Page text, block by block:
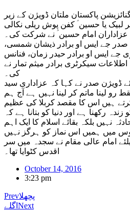
پاکستان ملتان ڈویژن کے زیر
لبیک یا حسین ؑ کفن پوش ریلی نکالی
امام حسین ؑ نے شرکت کی۔
صدر جے ایس او برادر ذیشان شمسی،
جے ایس او برادر حیدر زمان، فنانس
سیکرٹری برادر میثم تمار نے
کی۔
ڈویژن صدر نے کہا کہ عزاداری سید
رو لینا ماتم کر لینا نہیں ہے آج ہم
ہیں اس کا مقصد کربلا کی عظیم
رکھنا ہے اور دنیا کو بتانا ہے کہ
نہیں بلکہ بقائے اسلام کا ایک اہم
میں ہمیں اس نماز کو ہرگز نہیں
امام عالی مقام نے سجدہ میں سر
اقدس کٹوایا تھا۔
October 14, 2016
3:23 pm
Prevپچھلا
اگلے Next